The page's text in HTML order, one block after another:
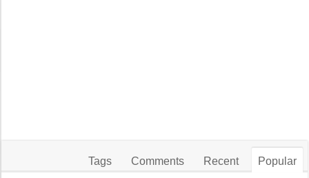
Popular
Recent
Comments
Tags